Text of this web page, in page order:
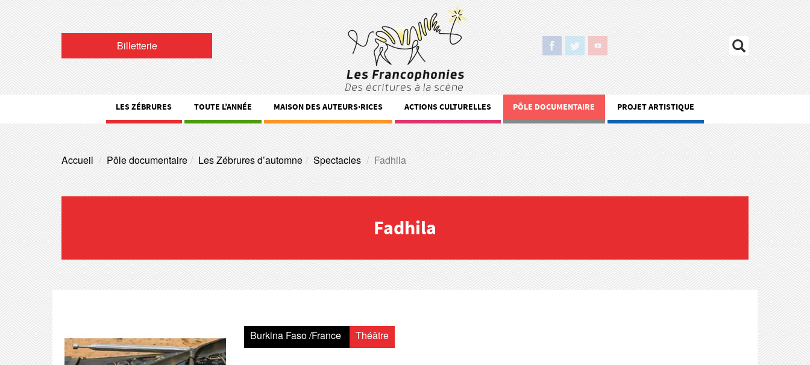
Billetterie
LES ZÉBRURES TOUTE L’ANNÉE MAISON DES AUTEURS·RICES ACTIONS CULTURELLES PÔLE DOCUMENTAIRE PROJET ARTISTIQUE
Accueil Pôle documentaire Les Zébrures d’automne Spectacles Fadhila
Fadhila
Burkina Faso /France Théâtre